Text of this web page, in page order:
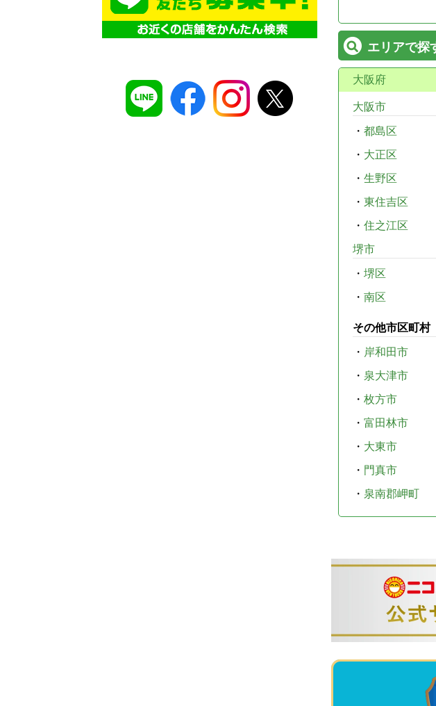
エリアで探
大阪府
大阪市
・ 都島区
・ 大正区
・ 生野区
・ 東住吉区
・ 住之江区
堺市
・ 堺区
・ 南区
その他市区町村
・ 岸和田市
・ 泉大津市
・ 枚方市
・ 富田林市
・ 大東市
・ 門真市
・ 泉南郡岬町